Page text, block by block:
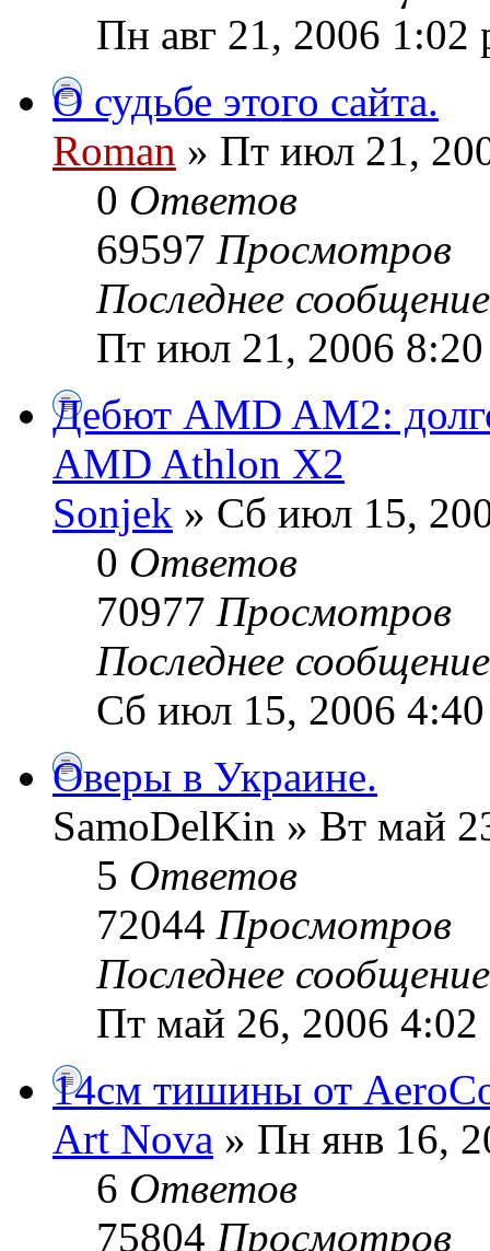
Пн авг 21, 2006 1:02
О судьбе этого сайта.
Roman » Пт июл 21,
0 Ответов
69597 Просмотров
Последнее
Пт июл 21, 2006
Дебют AMD AM2:
AMD Athlon X2
Sonjek » Сб июл 15,
0 Ответов
70977 Просмотров
Последнее
Сб июл 15, 2006
Оверы в Украине.
SamoDelKin » Вт май
5 Ответов
72044 Просмотров
Последнее
Пт май 26, 2006 4:02
14см тишины от
Art Nova » Пн янв 16,
6 Ответов
75804 Просмотров